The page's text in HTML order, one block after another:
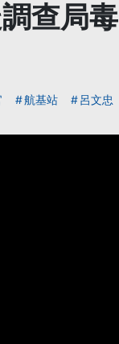
查局
航基站 呂文忠